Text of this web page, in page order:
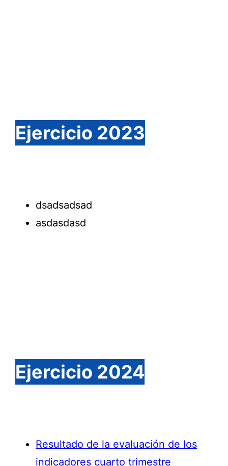
Ejercicio 2023
dsadsadsad
asdasdasd
Ejercicio 2024
Resultado de la evaluación de los
indicadores cuarto trimestre